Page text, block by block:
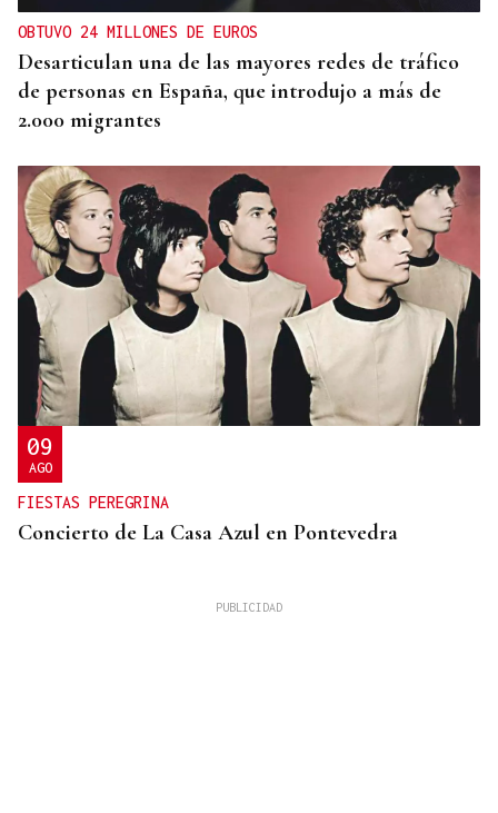
OBTUVO 24 MILLONES DE EUROS
Desarticulan una de las mayores redes de tráfico
de personas en España, que introdujo a más de
2.000 migrantes
09
AGO
FIESTAS PEREGRINA
Concierto de La Casa Azul en Pontevedra